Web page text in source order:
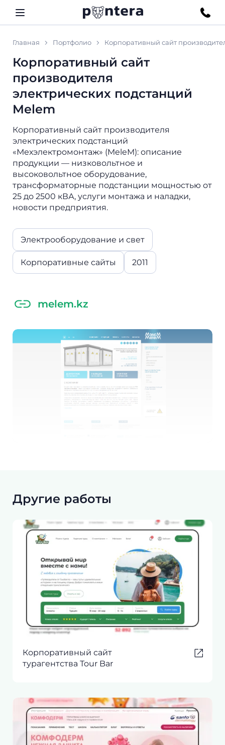
Главная Портфолио Корпоративный сайт
Корпоративный сайт
производителя
электрических подстанций
Melem
Корпоративный сайт производителя
электрических подстанций
«Мехэлектромонтаж» (MeleM): описание
продукции — низковольтное и
высоковольтное оборудование,
трансформаторные подстанции мощностью от
25 до 2500 кВА, услуги монтажа и наладки,
новости предприятия.
Электрооборудование и свет
Корпоративные сайты 2011
melem.kz
Другие работы
Корпоративный сайт
турагентства Tour Bar